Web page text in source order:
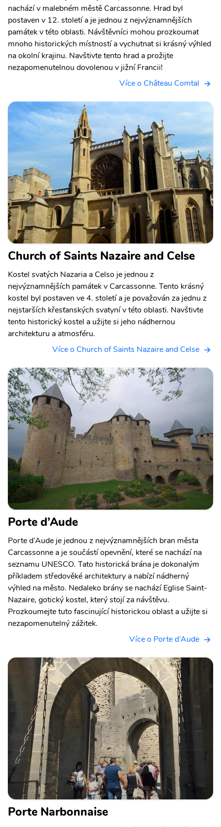
nachází v malebném městě Carcassonne. Hrad byl
postaven v 12. století a je jednou z nejvýznamnějších
památek v této oblasti. Návštěvníci mohou prozkoumat
mnoho historických místností a vychutnat si krásný výhled
na okolní krajinu. Navštivte tento hrad a prožijte
nezapomenutelnou dovolenou v jižní Francii!
Více o Château Comtal
Church of Saints Nazaire and Celse
Kostel svatých Nazaria a Celso je jednou z
nejvýznamnějších památek v Carcassonne. Tento krásný
kostel byl postaven ve 4. století a je považován za jednu z
nejstarších křesťanských svatyní v této oblasti. Navštivte
tento historický kostel a užijte si jeho nádhernou
architekturu a atmosféru.
Více o Church of Saints Nazaire and Celse
Porte d’Aude
Porte d’Aude je jednou z nejvýznamnějších bran města
Carcassonne a je součástí opevnění, které se nachází na
seznamu UNESCO. Tato historická brána je dokonalým
příkladem středověké architektury a nabízí nádherný
výhled na město. Nedaleko brány se nachází Eglise Saint-
Nazaire, gotický kostel, který stojí za návštěvu.
Prozkoumejte tuto fascinující historickou oblast a užijte si
nezapomenutelný zážitek.
Více o Porte d’Aude
Porte Narbonnaise